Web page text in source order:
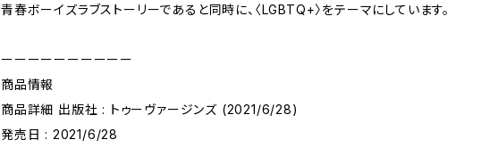
青春ボーイズラブストーリーであると同時に、〈LGBTQ+〉をテーマにしています。
ーーーーーーーーーー
商品情報
商品詳細 出版社 : トゥーヴァージンズ (2021/6/28)
発売日 : 2021/6/28